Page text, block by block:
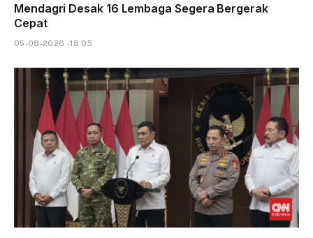
Mendagri Desak 16 Lembaga Segera Bergerak
Cepat
05-08-2026 - 18.05